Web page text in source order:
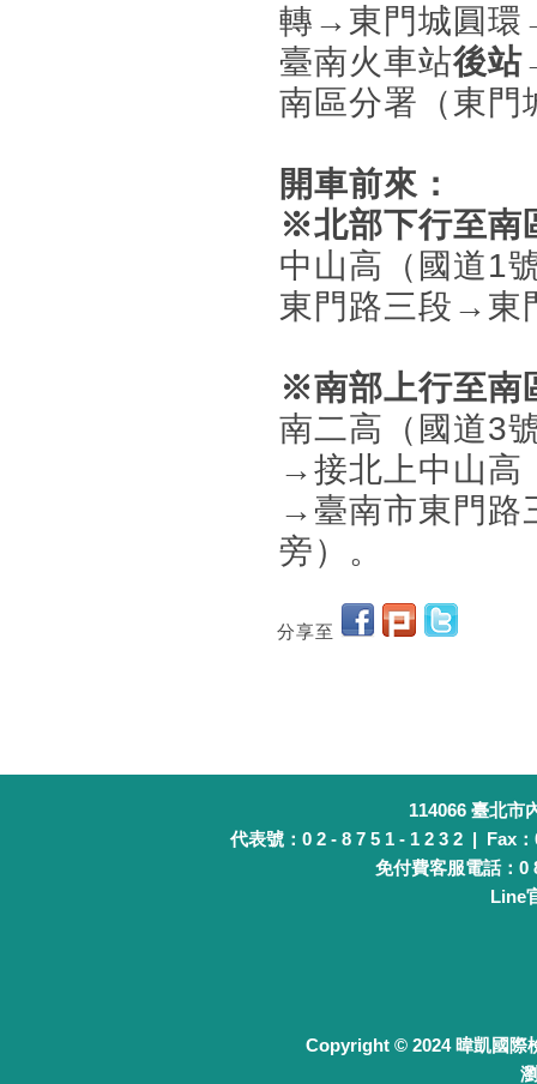
轉→東門城圓環
臺南火車站後站
南區分署（東門
開車前來：
※北部下行至南
中山高（國道1
東門路三段→東
※南部上行至南
南二高（國道3
→接北上中山高
→臺南市東門
旁）。
分享至
114066 臺北市
代表號：0 2 - 8 7 5 1 - 1 2 3 2 | Fax
免付費客服電話：0
Line
Copyright © 2024 暐凱國際